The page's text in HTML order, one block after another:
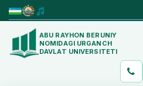
ABU RAYHON BERUNIY
NOMIDAGI URGANCH
DAVLAT UNIVERSITETI